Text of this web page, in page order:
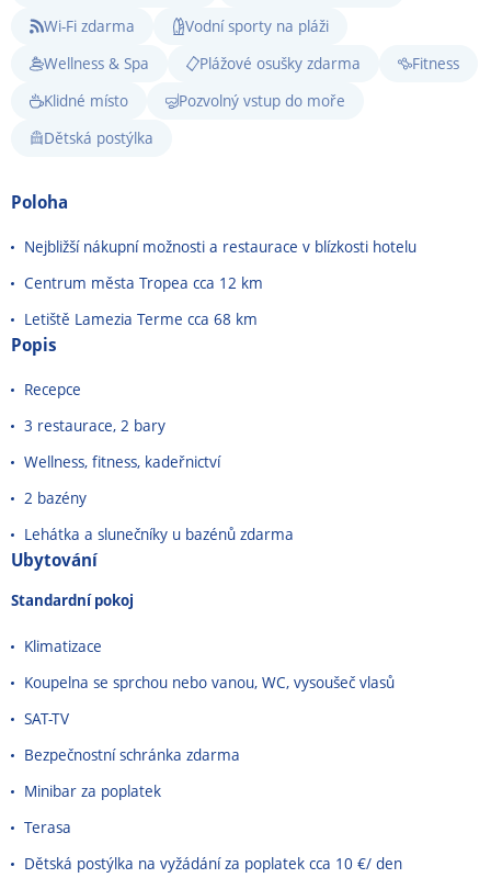
Wi-Fi zdarma
Vodní sporty na pláži
Wellness & Spa
Plážové osušky zdarma
Fitness
Klidné místo
Pozvolný vstup do moře
Dětská postýlka
Poloha
Nejbližší nákupní možnosti a restaurace v blízkosti hotelu
Centrum města Tropea cca 12 km
Letiště Lamezia Terme cca 68 km
Popis
Recepce
3 restaurace, 2 bary
Wellness, fitness, kadeřnictví
2 bazény
Lehátka a slunečníky u bazénů zdarma
Ubytování
Standardní pokoj
Klimatizace
Koupelna se sprchou nebo vanou, WC, vysoušeč vlasů
SAT-TV
Bezpečnostní schránka zdarma
Minibar za poplatek
Terasa
Dětská postýlka na vyžádání za poplatek cca 10 €/ den